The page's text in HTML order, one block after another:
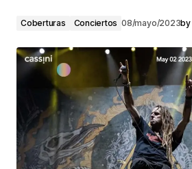
Coberturas Conciertos 08/mayo/2023by